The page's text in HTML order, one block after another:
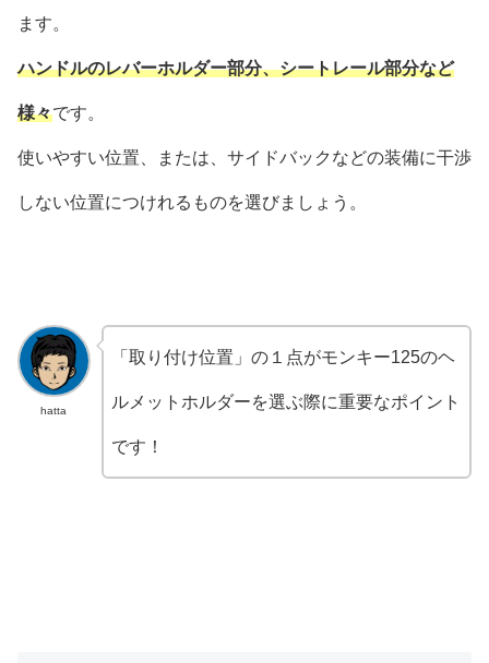
ます。
ハンドルのレバーホルダー部分、シートレール部分など
様々です。
使いやすい位置、または、サイドバックなどの装備に干渉
しない位置につけれるものを選びましょう。
hatta
「取り付け位置」の１点がモンキー125のヘ
ルメットホルダーを選ぶ際に重要なポイント
です！